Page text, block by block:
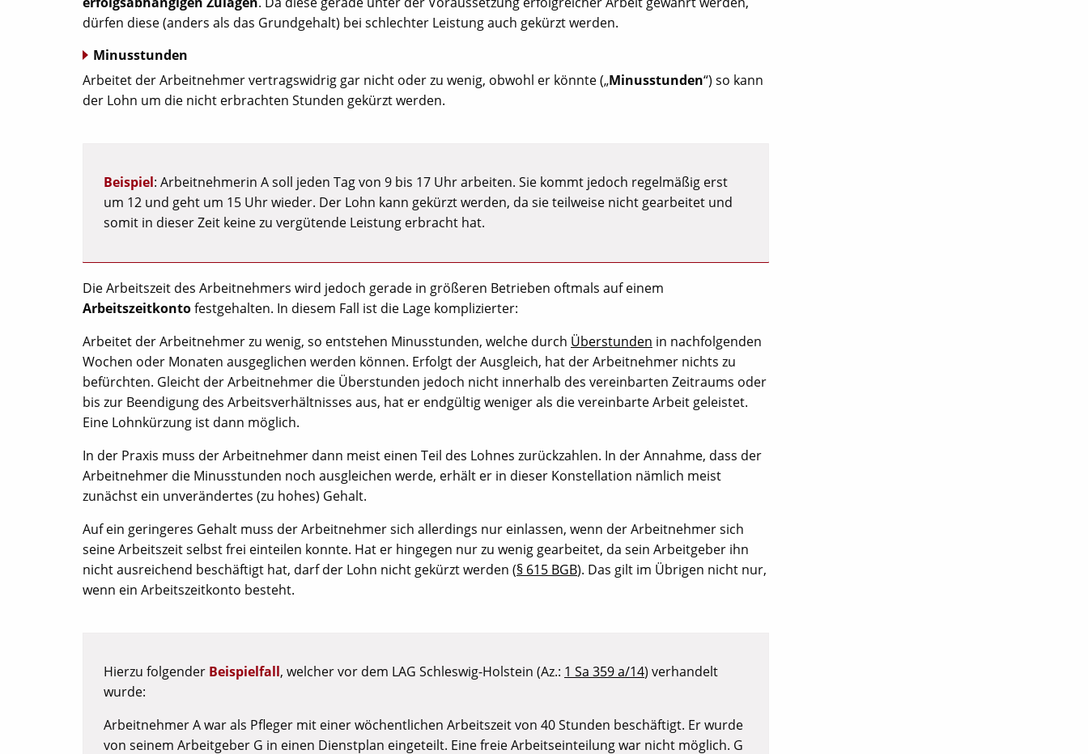
dürfen diese (anders als das Grundgehalt) bei schlechter Leistung auch gekürzt werden.
Minusstunden
Arbeitet der Arbeitnehmer vertragswidrig gar nicht oder zu wenig, obwohl er könnte („Minusstunden“) so kann
der Lohn um die nicht erbrachten Stunden gekürzt werden.
Beispiel: Arbeitnehmerin A soll jeden Tag von 9 bis 17 Uhr arbeiten. Sie kommt jedoch regelmäßig erst
um 12 und geht um 15 Uhr wieder. Der Lohn kann gekürzt werden, da sie teilweise nicht gearbeitet und
somit in dieser Zeit keine zu vergütende Leistung erbracht hat.
Die Arbeitszeit des Arbeitnehmers wird jedoch gerade in größeren Betrieben oftmals auf einem
Arbeitszeitkontofestgehalten. In diesem Fall ist die Lage komplizierter:
Arbeitet der Arbeitnehmer zu wenig, so entstehen Minusstunden, welche durch Überstunden in nachfolgenden
Wochen oder Monaten ausgeglichen werden können. Erfolgt der Ausgleich, hat der Arbeitnehmer nichts zu
befürchten. Gleicht der Arbeitnehmer die Überstunden jedoch nicht innerhalb des vereinbarten Zeitraums oder
bis zur Beendigung des Arbeitsverhältnisses aus, hat er endgültig weniger als die vereinbarte Arbeit geleistet.
Eine Lohnkürzung ist dann möglich.
In der Praxis muss der Arbeitnehmer dann meist einen Teil des Lohnes zurückzahlen. In der Annahme, dass der
Arbeitnehmer die Minusstunden noch ausgleichen werde, erhält er in dieser Konstellation nämlich meist
zunächst ein unverändertes (zu hohes) Gehalt.
Auf ein geringeres Gehalt muss der Arbeitnehmer sich allerdings nur einlassen, wenn der Arbeitnehmer sich
seine Arbeitszeit selbst frei einteilen konnte. Hat er hingegen nur zu wenig gearbeitet, da sein Arbeitgeber ihn
nicht ausreichend beschäftigt hat, darf der Lohn nicht gekürzt werden (§ 615 BGB). Das gilt im Übrigen nicht nur,
wenn ein Arbeitszeitkonto besteht.
Hierzu folgender Beispielfall, welcher vor dem LAG Schleswig-Holstein (Az.: 1 Sa 359 a/14) verhandelt
wurde:
Arbeitnehmer A war als Pfleger mit einer wöchentlichen Arbeitszeit von 40 Stunden beschäftigt. Er wurde
von seinem Arbeitgeber G in einen Dienstplan eingeteilt. Eine freie Arbeitseinteilung war nicht möglich. G